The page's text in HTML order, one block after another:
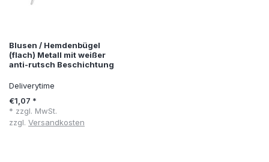
Blusen / Hemdenbügel
(flach) Metall mit weißer
anti-rutsch Beschichtung
Deliverytime
€1,07 *
* zzgl. MwSt.
zzgl. Versandkosten